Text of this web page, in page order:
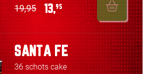
19,95 13,95
SANTA FE
36 schots cake